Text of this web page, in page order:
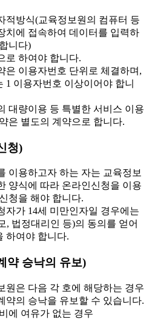
적방식(교육정보원의 컴퓨터 등
치에 접속하여 데이터를 입력하
니다)
로 하여야 합니다.
이용자번호 단위로 체결하며,
1 이용자번호 이상이어야 합니
대량이용 등 특별한 서비스 이용
은 별도의 계약으로 합니다.
청)
이용하고자 하는 자는 교육정보
양식에 따라 온라인신청을 이용
청을 해야 합니다.
가 14세 미만인자일 경우에는
, 법정대리인 등)의 동의를 얻어
하여야 합니다.
약 승낙의 유보)
은 다음 각 호에 해당하는 경우
약의 승낙을 유보할 수 있습니다.
에 여유가 없는 경우